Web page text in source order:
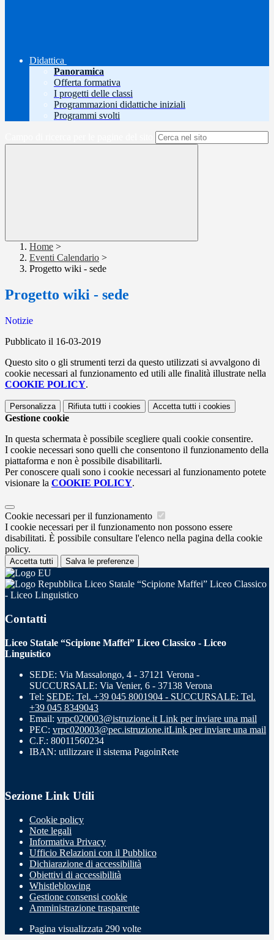
Didattica
Panoramica
Offerta formativa
I progetti delle classi
Programmazioni didattiche iniziali
Programmi svolti
Home >
Eventi Calendario >
Progetto wiki - sede
Progetto wiki - sede
Notizie
Pubblicato il 16-03-2019
Questo sito o gli strumenti terzi da questo utilizzati si avvalgono di
cookie necessari al funzionamento ed utili alle finalità illustrate nella
COOKIE POLICY.
Personalizza Rifiuta tutti i cookies Accetta tutti i cookies
Gestione cookie
In questa schermata è possibile scegliere quali cookie consentire.
I cookie necessari sono quelli che consentono il funzionamento della
piattaforma e non è possibile disabilitarli.
Per conoscere quali sono i cookie necessari al funzionamento potete
visionare la COOKIE POLICY.
Cookie necessari per il funzionamento
I cookie necessari per il funzionamento non possono essere
disabilitati. È possibile consultare l'elenco nella pagina della cookie
policy.
Accetta tutti Salva le preferenze
Liceo Statale “Scipione Maffei” Liceo Classico
- Liceo Linguistico
Contatti
Liceo Statale “Scipione Maffei” Liceo Classico - Liceo
Linguistico
SEDE: Via Massalongo, 4 - 37121 Verona -
SUCCURSALE: Via Venier, 6 - 37138 Verona
Tel: SEDE: Tel. +39 045 8001904 - SUCCURSALE: Tel.
+39 045 8349043
Email: vrpc020003@istruzione.it Link per inviare una mail
PEC: vrpc020003@pec.istruzione.itLink per inviare una mail
C.F.: 80011560234
IBAN: utilizzare il sistema PagoinRete
Sezione Link Utili
Cookie policy
Note legali
Informativa Privacy
Ufficio Relazioni con il Pubblico
Dichiarazione di accessibilità
Obiettivi di accessibilità
Whistleblowing
Gestione consensi cookie
Amministrazione trasparente
Pagina visualizzata 290 volte